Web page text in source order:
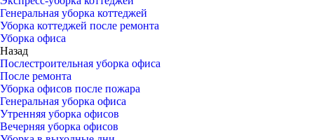
Генеральная уборка коттеджей
Уборка коттеджей после ремонта
Уборка офиса
Назад
Послестроительная уборка офиса
После ремонта
Уборка офисов после пожара
Генеральная уборка офиса
Утренняя уборка офисов
Вечерняя уборка офисов